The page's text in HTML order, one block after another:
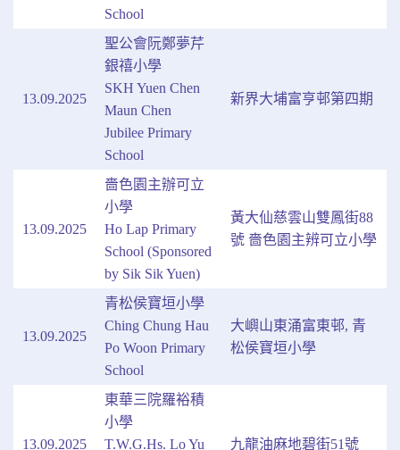
School
13.09.2025
聖公會阮鄭夢芹
銀禧小學
SKH Yuen Chen
Maun Chen
Jubilee Primary
School
新界大埔富亨邨第四期
13.09.2025
嗇色園主辦可立
小學
Ho Lap Primary
School (Sponsored
by Sik Sik Yuen)
黃大仙慈雲山雙鳳街88
號 嗇色園主辨可立小學
13.09.2025
青松侯寶垣小學
Ching Chung Hau
Po Woon Primary
School
大嶼山東涌富東邨, 青
松侯寶垣小學
13.09.2025
東華三院羅裕積
小學
T.W.G.Hs. Lo Yu
九龍油麻地碧街51號